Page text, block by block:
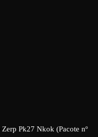
Pk27 Nkok (Pacote nº